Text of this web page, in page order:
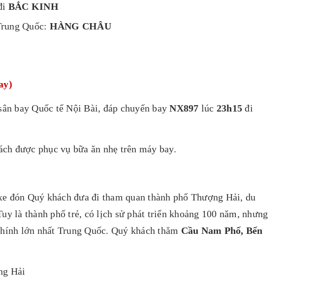
BẮC KINH
Quốc: HÀNG CHÂU
bay Quốc tế Nội Bài, đáp chuyến bayNX897 lúc 23h15đi
được phục vụ bữa ăn nhẹ trên máy bay.
đón Quý khách đưa đi tham quan thành phố Thượng Hải, du
là thành phố trẻ, có lịch sử phát triển khoảng 100 năm, nhưng
lớn nhất Trung Quốc. Quý khách thăm Cầu Nam Phố, Bến
Hải